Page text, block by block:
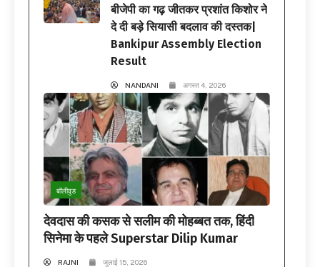
बीजेपी का गढ़ जीतकर प्रशांत किशोर ने
दे दी बड़े सियासी बदलाव की दस्तक|
Bankipur Assembly Election
Result
NANDANI अगस्त 4, 2026
बॉलीवुड
देवदास की कसक से सलीम की मोहब्बत तक, हिंदी
सिनेमा के पहले Superstar Dilip Kumar
RAJNI जुलाई 15, 2026